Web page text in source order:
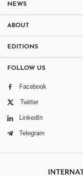
NEWS
ABOUT
EDITIONS
FOLLOW US
Facebook
Twitter
LinkedIn
Telegram